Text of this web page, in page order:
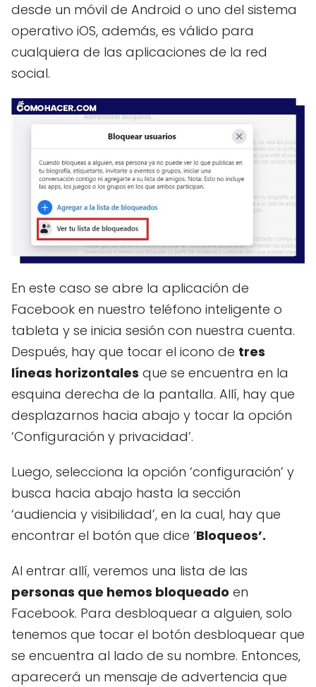
desde un móvil de Android o uno del sistema
operativo iOS, además, es válido para
cualquiera de las aplicaciones de la red
social.
En este caso se abre la aplicación de
Facebook en nuestro teléfono inteligente o
tableta y se inicia sesión con nuestra cuenta.
Después, hay que tocar el icono de tres
líneas horizontales que se encuentra en la
esquina derecha de la pantalla. Allí, hay que
desplazarnos hacia abajo y tocar la opción
‘Configuración y privacidad’.
Luego, selecciona la opción ‘configuración’ y
busca hacia abajo hasta la sección
‘audiencia y visibilidad’, en la cual, hay que
encontrar el botón que dice ‘Bloqueos’.
Al entrar allí, veremos una lista de las
personas que hemos bloqueado en
Facebook. Para desbloquear a alguien, solo
tenemos que tocar el botón desbloquear que
se encuentra al lado de su nombre. Entonces,
aparecerá un mensaje de advertencia que